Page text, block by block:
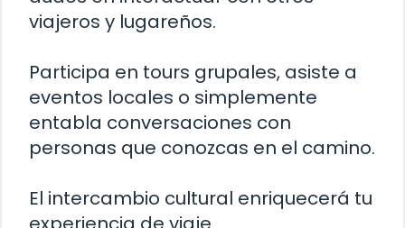
viajeros y lugareños.
Participa en tours grupales, asiste a
eventos locales o simplemente
entabla conversaciones con
personas que conozcas en el camino.
El intercambio cultural enriquecerá tu